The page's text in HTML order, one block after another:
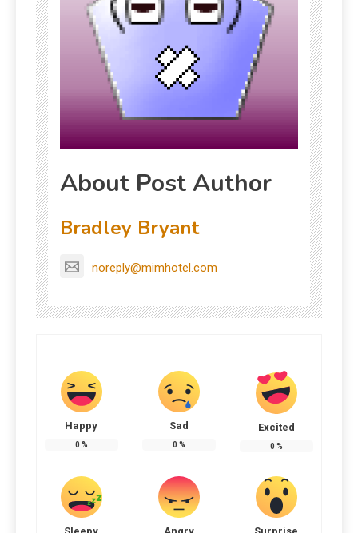
About Post Author
Bradley Bryant
noreply@mimhotel.com
Happy
0 %
Sad
0 %
Excited
0 %